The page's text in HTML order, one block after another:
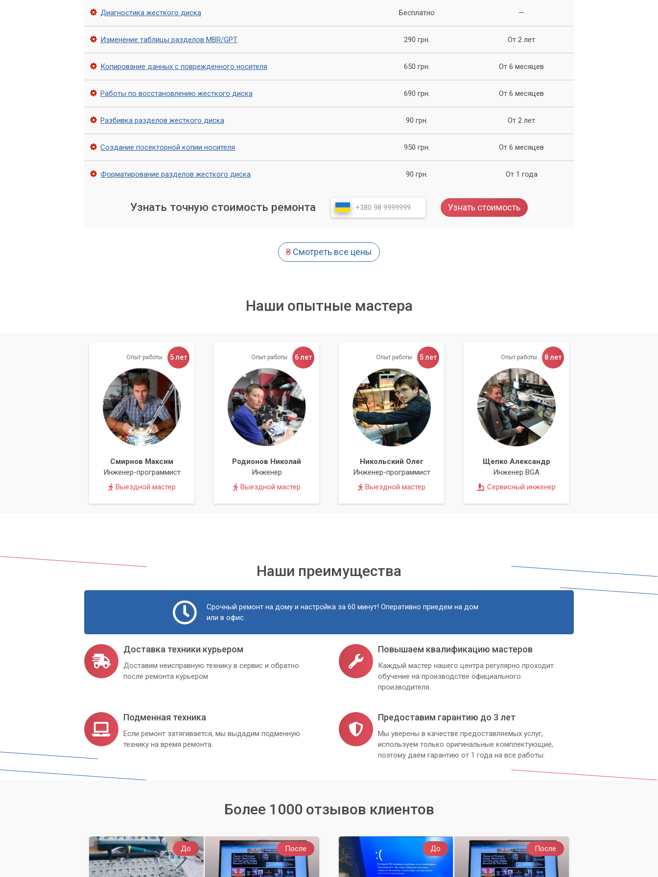
Восстановление таблицы разделов – это важный процесс, который может спасти данные на жестком
диске. Если вы столкнулись с проблемой потери данных, обратитесь в сервисный центр «Компьютерный
информации.
Не откладывайте решение проблемы на потом – свяжитесь с нами прямо сейчас!
Диагностика жесткого диска Бесплатно —
Изменение таблицы разделов MBR/GPT 290 грн. От 2 лет
Копирование данных с поврежденного носителя 650 грн. От 6 месяцев
Работы по восстановлению жесткого диска 690 грн. От 6 месяцев
Разбивка разделов жесткого диска 90 грн. От 2 лет
Создание посекторной копии носителя 950 грн. От 6 месяцев
Форматирование разделов жесткого диска 90 грн. От 1 года
Узнать точную стоимость ремонта Узнать стоимость
₴ Смотреть все цены
Наши опытные мастера
Опыт работы 5 лет
Смирнов Максим
Инженер-программист
Выездной мастер
Опыт работы 6 лет
Родионов Николай
Инженер
Выездной мастер
Опыт работы 5 лет
Никольский Олег
Инженер-программист
Выездной мастер
Опыт работы 8 лет
Щепко Александр
Инженер BGA
Сервисный инженер
Наши преимущества
Срочный ремонт на дому и настройка за 60 минут! Оперативно приедем на дом
или в офис.
Доставка техники курьером
Доставим неисправную технику в сервис и обратно
после ремонта курьером
Повышаем квалификацию мастеров
Каждый мастер нашего центра регулярно проходит
обучение на производстве официального
производителя.
Подменная техника
Если ремонт затягивается, мы выдадим подменную
технику на время ремонта.
Предоставим гарантию до 3 лет
Мы уверены в качестве предоставляемых услуг,
используем только оригинальные комплектующие,
поэтому даем гарантию от 1 года на все работы.
Более 1000 отзывов клиентов
До После До После